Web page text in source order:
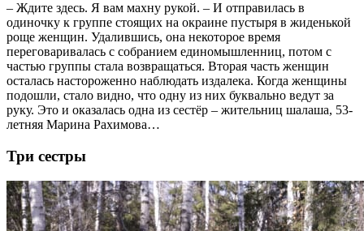
– Ждите здесь. Я вам махну рукой. – И отправилась в
одиночку к группе стоящих на окраине пустыря в жиденькой
роще женщин. Удалившись, она некоторое время
переговаривалась с собранием единомышленниц, потом с
частью группы стала возвращаться. Вторая часть женщин
осталась настороженно наблюдать издалека. Когда женщины
подошли, стало видно, что одну из них буквально ведут за
руку. Это и оказалась одна из сестёр – жительниц шалаша, 53-
летняя Марина Рахимова…
Три сестры